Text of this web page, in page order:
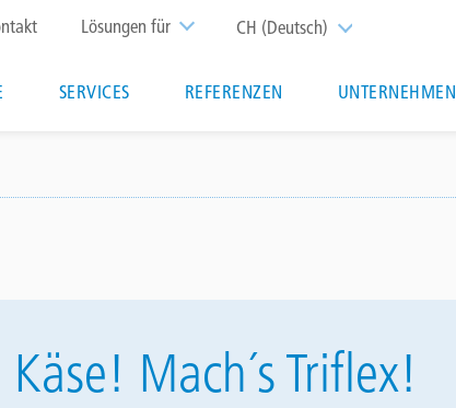
CH (Deutsch) List additional actions
Lösungen für
SERVICES REFERENZEN UNTERNEHMEN
Mach´s Triflex!